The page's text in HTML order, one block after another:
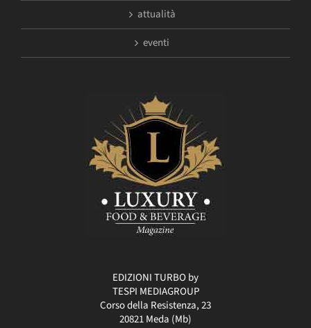
attualità
eventi
EDIZIONI TURBO by
TESPI MEDIAGROUP
Corso della Resistenza, 23
20821 Meda (Mb)